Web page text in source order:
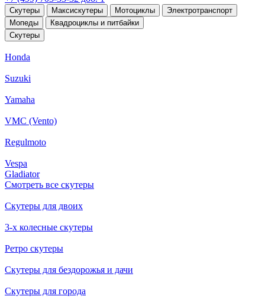
Скутеры Максискутеры Мотоциклы
Электротранспорт
Мопеды
Квадроциклы и питбайки
Скутеры
Honda
Suzuki
Yamaha
VMC (Vento)
Regulmoto
Vespa
Gladiator
Смотреть все скутеры
Скутеры для двоих
3-х колесные скутеры
Ретро скутеры
Скутеры для бездорожья и дачи
Скутеры для города